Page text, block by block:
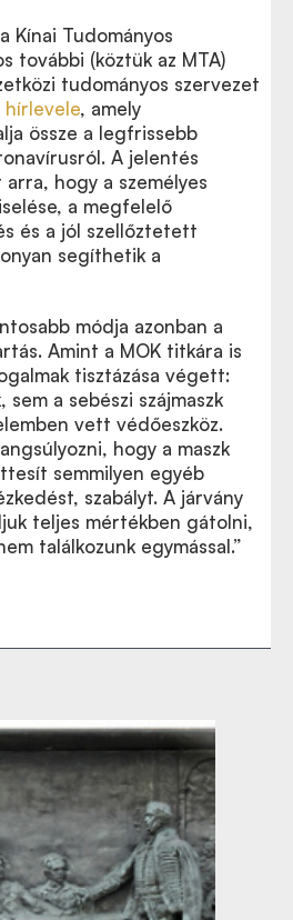
Kínai Tudományos
további (köztük az MTA)
tudományos szervezet
hírlevele, amely
össze a legfrissebb
A jelentés
hogy a személyes
a megfelelő
és a jól szellőztetett
segíthetik a
módja azonban a
Amint a MOK titkára is
tisztázása végett:
sem a sebészi szájmaszk
vett védőeszköz.
hogy a maszk
semmilyen egyéb
szabályt. A járvány
teljes mértékben gátolni,
találkozunk egymással.”